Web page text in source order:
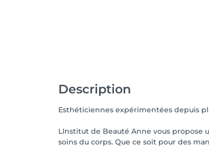
Description
Esthéticiennes expérimentées depuis
LInstitut de Beauté Anne vous propose
soins du corps. Que ce soit pour des